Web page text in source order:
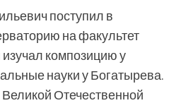
поступил в
на факультет
композицию у
науки у Богатырева.
Отечественной